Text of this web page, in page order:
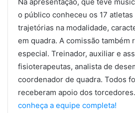
Na apresentação, que teve
o público conheceu os 17
trajetórias na modalidade,
em quadra. A comissão também
especial. Treinador, auxiliar e
fisioterapeutas, analista de
coordenador de quadra. Todos
receberam apoio dos torcedores.
conheça a equipe completa!